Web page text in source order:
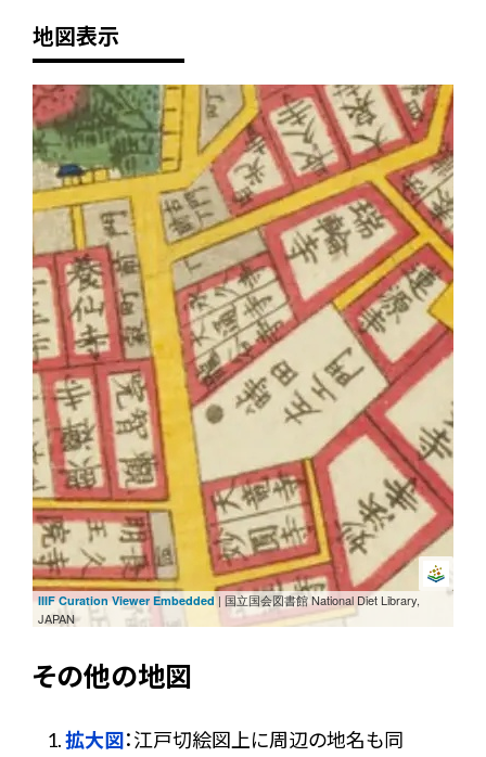
地図表示
+
-
IIIF Curation Viewer Embedded| 国立国会図書館 National Diet Library,
JAPAN
その他の地図
拡大図：江戸切絵図上に周辺の地名も同